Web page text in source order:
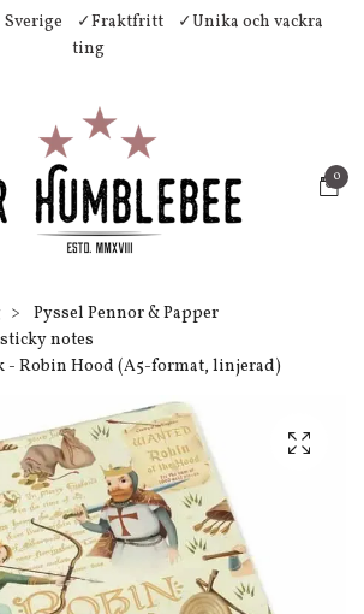
✓Fraktfritt
✓Unika och vackra
ting
0
Pyssel Pennor & Papper
notes
- Robin Hood (A5-format, linjerad)